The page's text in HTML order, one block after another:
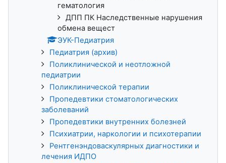
гематология
ДПП ПК Наследственные нарушения
обмена вещест
ЭУК-Педиатрия
Педиатрия (архив)
Поликлинической и неотложной
педиатрии
Поликлинической терапии
Пропедевтики стоматологических
заболеваний
Пропедевтики внутренних болезней
Психиатрии, наркологии и психотерапии
Рентгенэндоваскулярных диагностики и
лечения ИДПО